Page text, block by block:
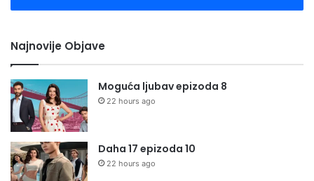
Najnovije Objave
Moguća ljubav epizoda 8
22 hours ago
Daha 17 epizoda 10
22 hours ago